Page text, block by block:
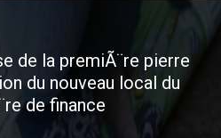
de la premiÃ¨re pierre
du nouveau local du
de finance